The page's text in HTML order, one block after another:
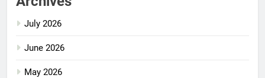
July 2026
June 2026
May 2026